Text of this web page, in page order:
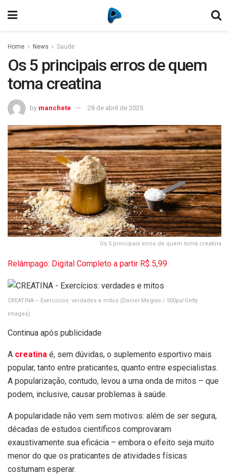
Home News Saude
Os 5 principais erros de quem
toma creatina
by manchete 28 de abril de 2025
Os 5 principais erros de quem toma creatina
Relâmpago: Digital Completo a partir R$ 5,99
CREATINA – Exercícios: verdades e mitos (Daniel Megias / 500px/Getty
Images)
Continua após publicidade
A creatina é, sem dúvidas, o suplemento esportivo mais
popular, tanto entre praticantes, quanto entre especialistas.
A popularização, contudo, levou a uma onda de mitos – que
podem, inclusive, causar problemas à saúde.
A popularidade não vem sem motivos: além de ser segura,
décadas de estudos científicos comprovaram
exaustivamente sua eficácia – embora o efeito seja muito
menor do que os praticantes de atividades físicas
costumam esperar.